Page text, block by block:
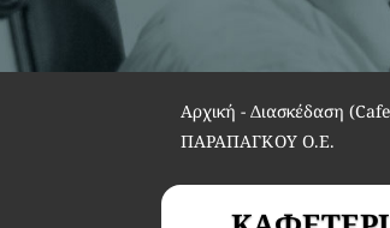
Αρχική -Διασκέδαση
ΠΑΡΑΠΑΓΚΟΥ Ο.Ε.